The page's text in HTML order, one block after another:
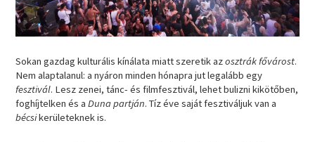
Sokan gazdag kulturális kínálata miatt szeretik azosztrák fővárost.
Nem alaptalanul: a nyáron minden hónapra jut legalább egy
fesztivál. Lesz zenei, tánc- és filmfesztivál, lehet bulizni kikötőben,
foghíjtelken és aDuna partján. Tíz éve saját fesztiváljuk van a
bécsikerületeknek is.